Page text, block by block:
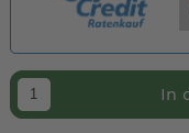
In